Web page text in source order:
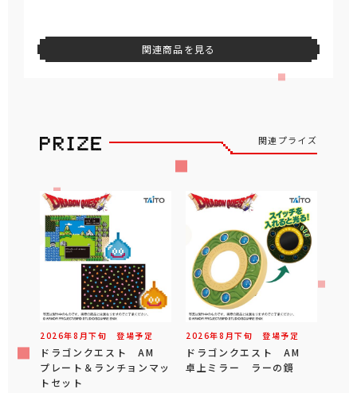
関連商品を見る
関連プライズ
2026年8 月下旬 登場予定
ドラゴンクエスト AM
プレート＆ランチョンマッ
トセット
2026年8 月下旬 登場予定
ドラゴンクエスト AM
卓上ミラー ラーの鏡